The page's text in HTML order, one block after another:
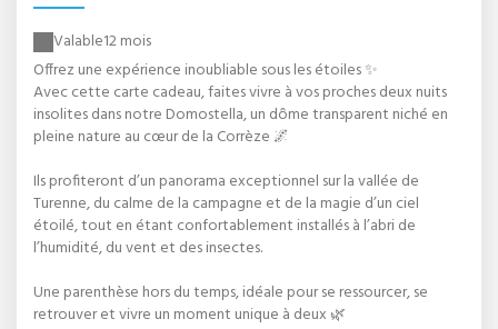
Valable12 mois
Offrez une expérience inoubliable sous les étoiles ✨
Avec cette carte cadeau, faites vivre à vos proches deux nuits
insolites dans notre Domostella, un dôme transparent niché en
pleine nature au cœur de la Corrèze 🌌
Ils profiteront d’un panorama exceptionnel sur la vallée de
Turenne, du calme de la campagne et de la magie d’un ciel
étoilé, tout en étant confortablement installés à l’abri de
l’humidité, du vent et des insectes.
Une parenthèse hors du temps, idéale pour se ressourcer, se
retrouver et vivre un moment unique à deux 🌿